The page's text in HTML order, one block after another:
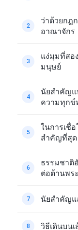
2
ว่าด้วยกฎ
อาณาจักร
3
แง่มุมที่สอ
มนุษย์
4
นัยสำคัญแ
ความทุกข์
5
ในการเชื่
สำคัญที่สุด
6
ธรรมชาติ
ต่อต้านพร
7 นัยสำคัญแ
8 วิธีเดินบน